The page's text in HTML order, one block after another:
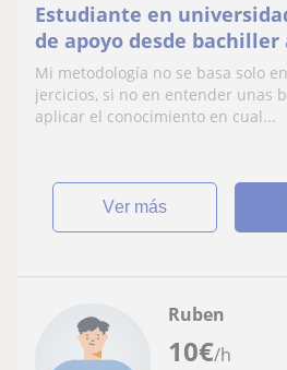
Estudiante en
de apoyo desde bachiller
inferiores
Mi metodología no se basa solo
jercicios, si no en entender unas
aplicar el conocimiento en cual...
ver más
10€/h
Ruben